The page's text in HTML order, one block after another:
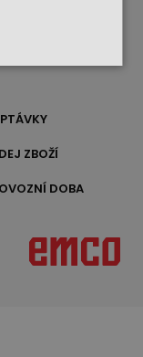
ZBOŽÍ
DOBA